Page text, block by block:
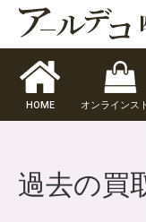
HOME オンラインス
過去の買